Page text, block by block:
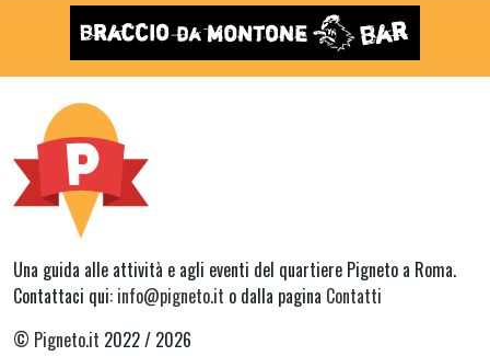
Una guida alle attività e agli eventi del quartiere Pigneto a Roma.
Contattaci qui: info@pigneto.it o dalla pagina Contatti
© Pigneto.it 2022 / 2026